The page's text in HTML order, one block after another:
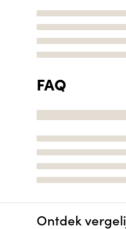
FAQ
Ontdek